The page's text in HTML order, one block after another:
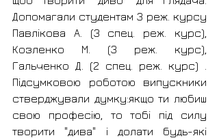
Допомагали студентам 3 реж. курсу
Павлікова А. (3 спец. реж. курс),
Козленко М. (3 реж. курс),
Гальченко Д. (2 спец. реж. курс) .
Підсумковою роботою випускники
стверджували думку:якщо ти любиш
свою професію, то тобі під силу
творити "дива" і долати будь-які